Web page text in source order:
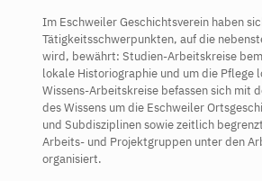
Im Eschweiler Geschichtsverein haben
Tätigkeitsschwerpunkten, auf die
wird, bewährt: Studien-Arbeitskreise
lokale Historiographie und um die Pflege
Wissens-Arbeitskreise befassen sich mit
des Wissens um die Eschweiler
und Subdisziplinen sowie zeitlich
Arbeits- und Projektgruppen unter den
organisiert.